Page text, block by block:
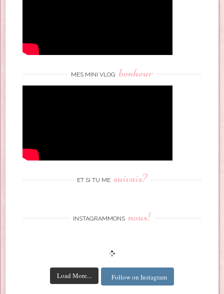
MES MINI VLOG bonheur
ET SI TU ME suivais?
INSTAGRAMMONS nous!
Load More... Follow on Instagram